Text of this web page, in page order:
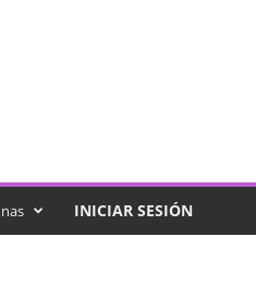
INICIAR SESIÓN